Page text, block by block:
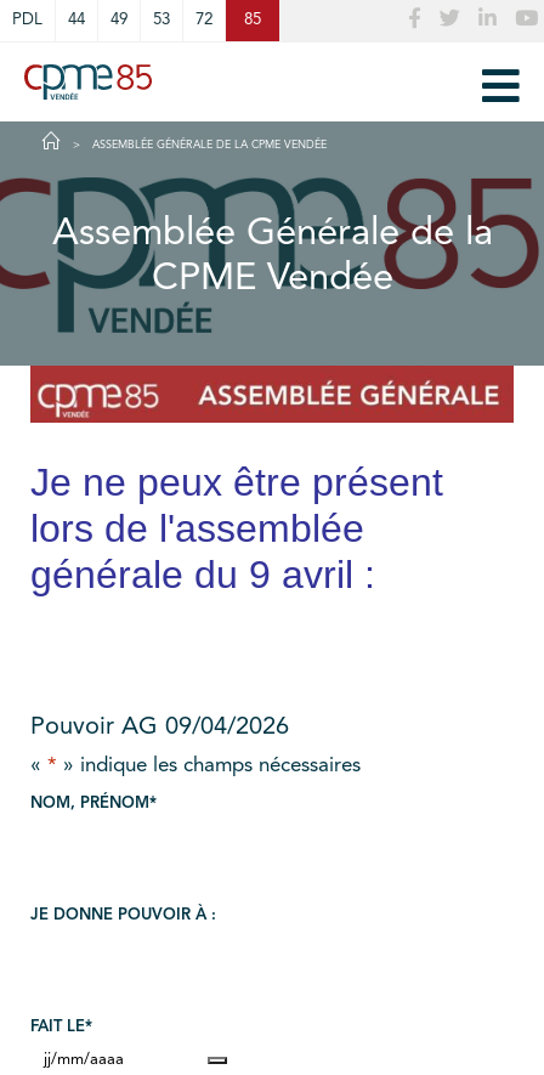
PDL 44 49 53 72 85
ASSEMBLÉE GÉNÉRALE DE LA CPME VENDÉE
Assemblée Générale de la
CPME Vendée
Je ne peux être présent
lors de l'assemblée
générale du 9 avril :
Pouvoir AG 09/04/2026
« * » indique les champs nécessaires
NOM, PRÉNOM*
JE DONNE POUVOIR À :
FAIT LE*
Cookies management panel